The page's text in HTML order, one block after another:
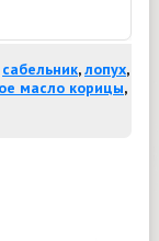
сабельник,лопух,
масло корицы,